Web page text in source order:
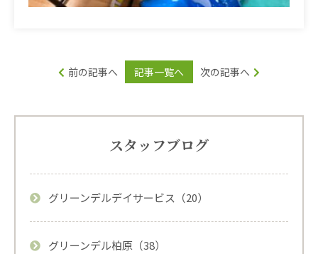
前の記事へ 記事一覧へ 次の記事へ
スタッフブログ
グリーンデルデイサービス（20）
グリーンデル柏原（38）